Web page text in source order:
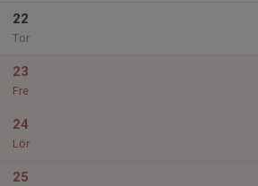
22
Tor
23
Fre
24
Lör
25